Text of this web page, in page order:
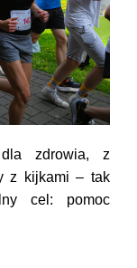
zdrowia, z
z kijkami – tak
cel: pomoc